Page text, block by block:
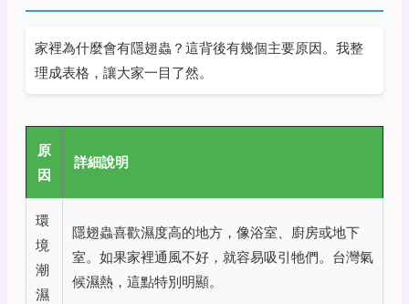
家裡為什麼會有隱翅蟲？這背後有幾個主要原因。我整
理成表格，讓大家一目了然。
原
因
詳細說明
環
境
潮
濕
隱翅蟲喜歡濕度高的地方，像浴室、廚房或地下
室。如果家裡通風不好，就容易吸引牠們。台灣氣
候濕熱，這點特別明顯。